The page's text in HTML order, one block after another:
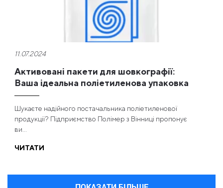
11.07.2024
Активовані пакети для шовкографії:
Ваша ідеальна поліетиленова упаковка
Шукаєте надійного постачальника поліетиленової
продукції? Підприємство Полімер з Вінниці пропонує
ви...
ЧИТАТИ